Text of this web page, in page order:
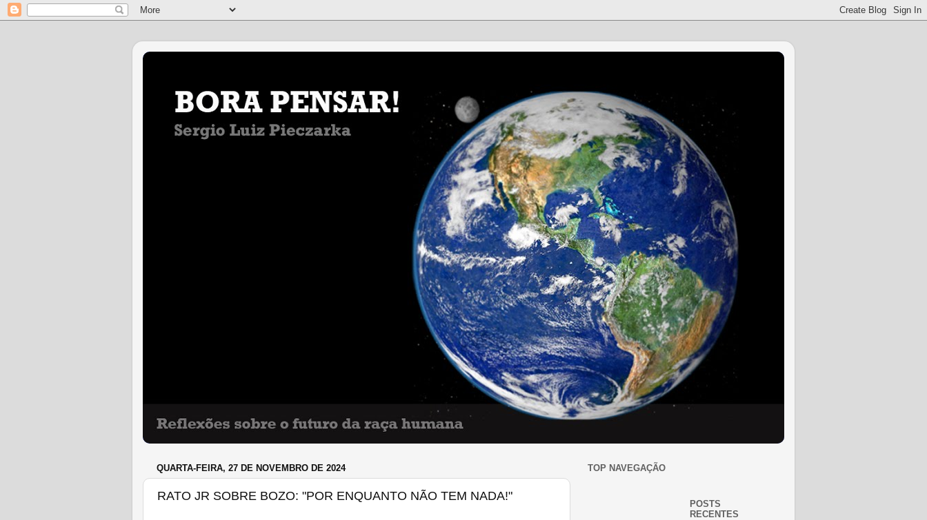
QUARTA-FEIRA, 27 DE NOVEMBRO DE 2024
RATO JR SOBRE BOZO: "POR ENQUANTO NÃO TEM NADA!"
TOP NAVEGAÇÃO
POSTS
RECENTES